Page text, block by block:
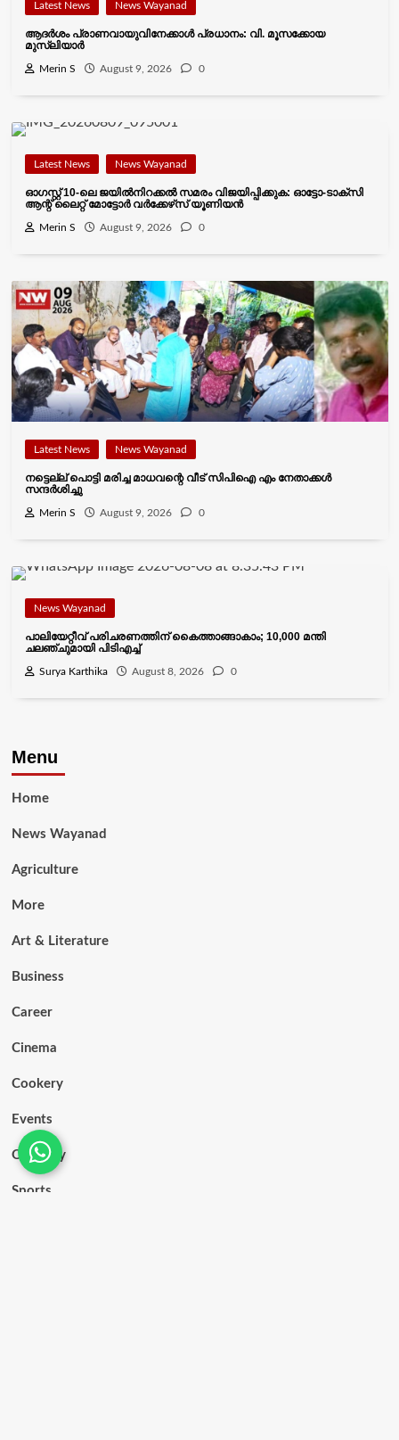
Latest News News Wayanad
ആദർശം പ്രാണവായുവിനേക്കാൾ പ്രധാനം: വി. മൂസക്കോയ
മുസ്ലിയാർ
Merin S August 9, 2026 0
Latest News News Wayanad
ഓഗസ്റ്റ് 10-ലെ ജയിൽനിറക്കൽ സമരം വിജയിപ്പിക്കുക: ഓട്ടോ-ടാക്‌സി
ആന്റ് ലൈറ്റ് മോട്ടോർ വർക്കേഴ്‌സ് യൂണിയൻ
Merin S August 9, 2026 0
Latest News News Wayanad
നട്ടെല്ല് പൊട്ടി മരിച്ച മാധവന്റെ വീട്‌ സിപിഐ എം നേതാക്കൾ
സന്ദർശിച്ചു
Merin S August 9, 2026 0
News Wayanad
പാലിയേറ്റീവ് പരിചരണത്തിന് കെെത്താങ്ങാകാം; 10,000 മന്തി
ചലഞ്ചുമായി പിടിഎച്ച്
Surya Karthika August 8, 2026 0
Menu
Home
News Wayanad
Agriculture
More
Art & Literature
Business
Career
Cinema
Cookery
Events
Obituary
Sports